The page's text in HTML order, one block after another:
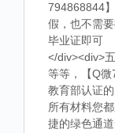
794868844
假，也不需
毕业证即可
</div><div>
等等，【Q
教育部认证
所有材料您
捷的绿色通